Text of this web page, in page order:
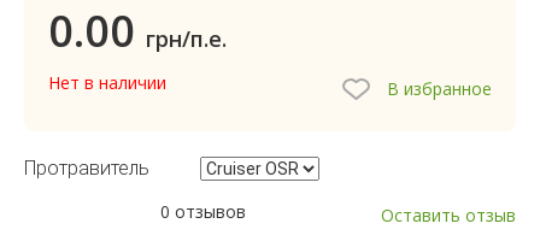
0.00 грн/п.е.
Нет в наличии В избранное
Протравитель
0 отзывов
Оставить отзыв